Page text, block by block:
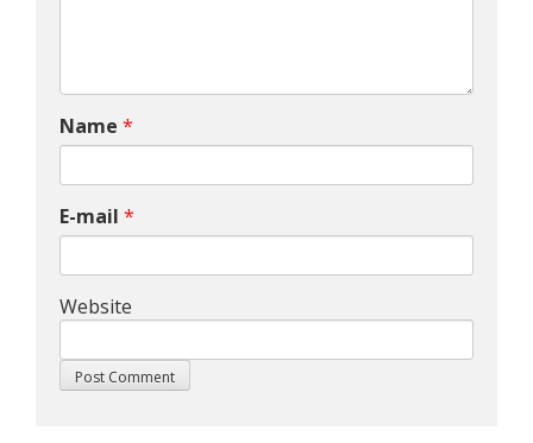
Name *
E-mail *
Website